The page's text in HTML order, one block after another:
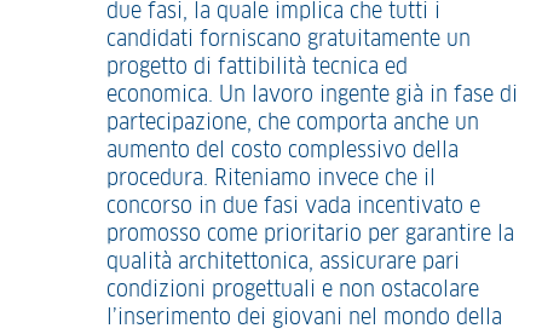
due fasi, la quale implica che tutti i
candidati forniscano gratuitamente un
progetto di fattibilità tecnica ed
economica. Un lavoro ingente già in fase di
partecipazione, che comporta anche un
aumento del costo complessivo della
procedura. Riteniamo invece che il
concorso in due fasi vada incentivato e
promosso come prioritario per garantire la
qualità architettonica, assicurare pari
condizioni progettuali e non ostacolare
l’inserimento dei giovani nel mondo della